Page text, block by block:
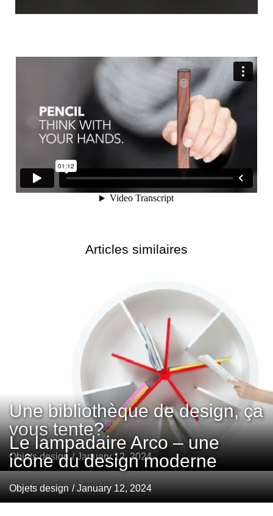
Articles similaires
Une bibliothèque de design, ça
vous tente?
Objets design / January 12, 2024
Le lampadaire Arco – une
icône du design moderne
Objets design / January 12, 2024